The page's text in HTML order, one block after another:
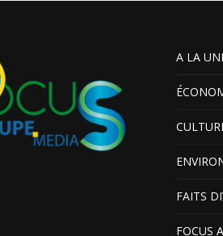
A LA
FAITS
FOCUS